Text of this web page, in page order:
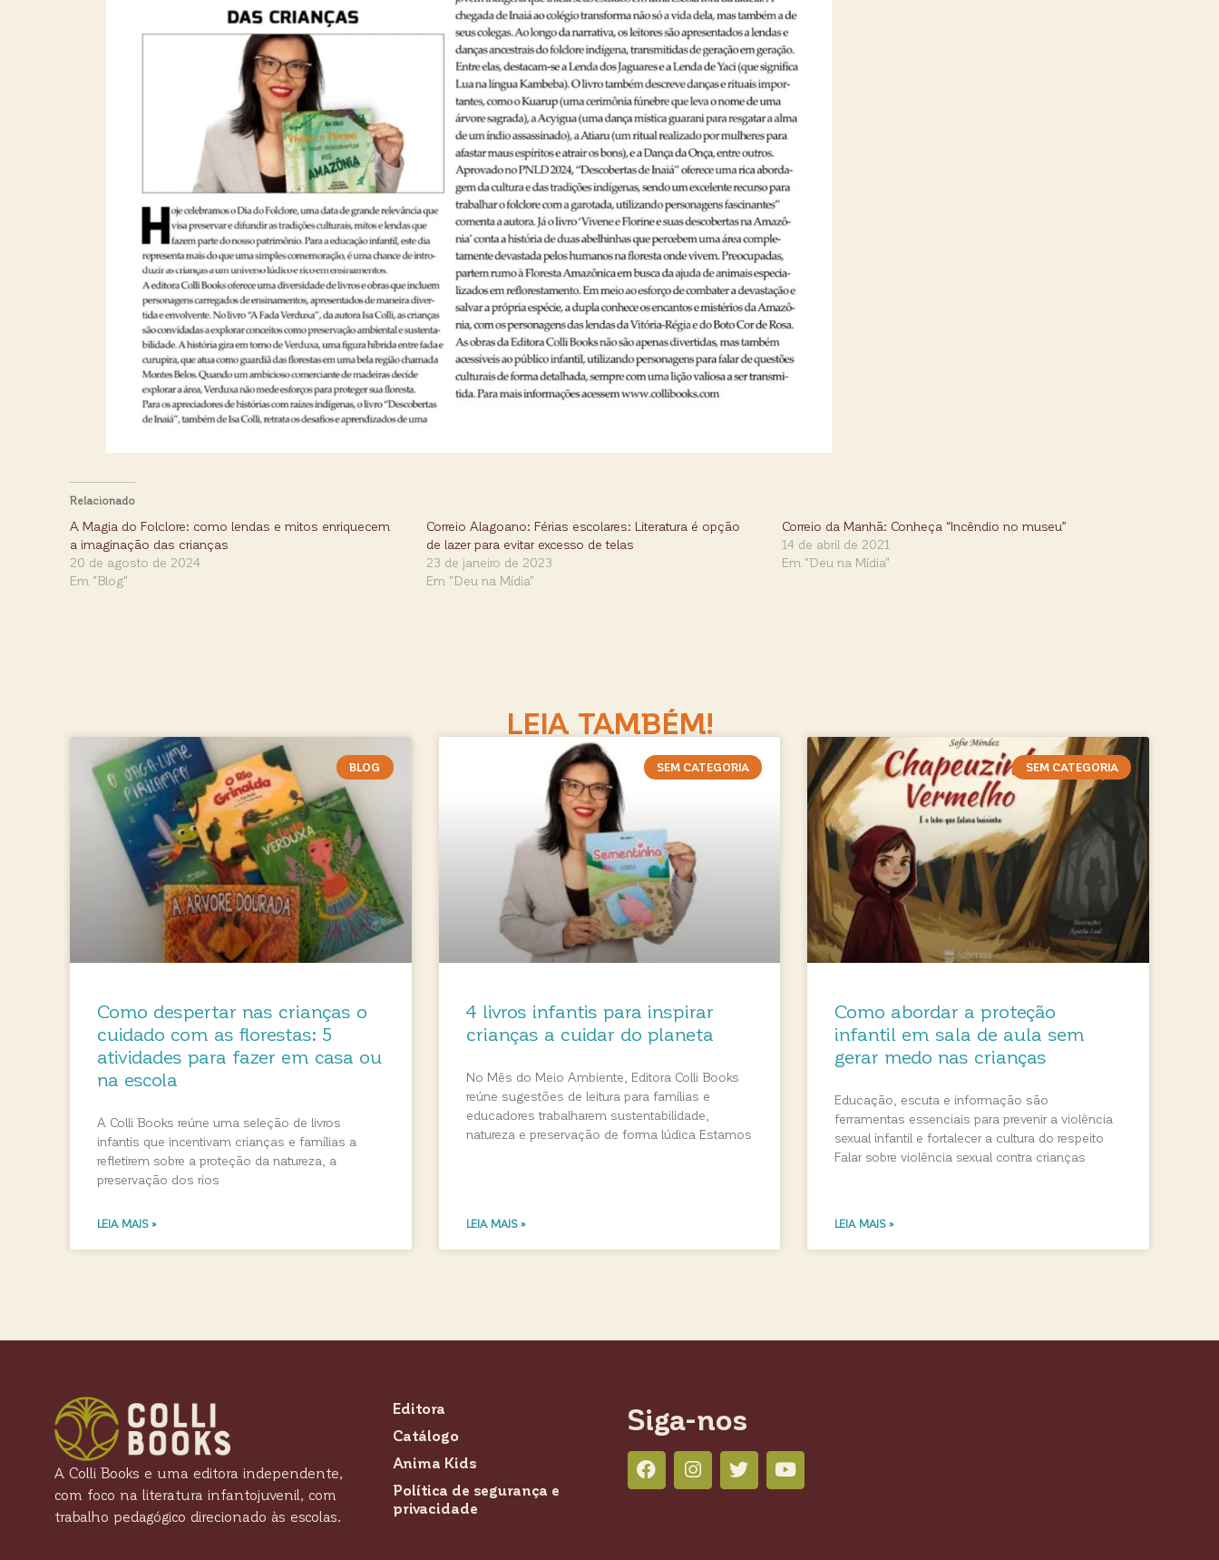
Relacionado
A Magia do Folclore: como lendas e mitos enriquecem
a imaginação das crianças
20 de agosto de 2024
Em "Blog"
Correio Alagoano: Férias escolares: Literatura é opção
de lazer para evitar excesso de telas
23 de janeiro de 2023
Em "Deu na Mídia"
Correio da Manhã: Conheça “Incêndio no museu”
14 de abril de 2021
Em "Deu na Mídia"
LEIA TAMBÉM!
BLOG
Como despertar nas crianças o
cuidado com as florestas: 5
atividades para fazer em casa ou
na escola
A Colli Books reúne uma seleção de livros
infantis que incentivam crianças e famílias a
refletirem sobre a proteção da natureza, a
preservação dos rios
LEIA MAIS »
SEM CATEGORIA
4 livros infantis para inspirar
crianças a cuidar do planeta
No Mês do Meio Ambiente, Editora Colli Books
reúne sugestões de leitura para famílias e
educadores trabalharem sustentabilidade,
natureza e preservação de forma lúdica Estamos
LEIA MAIS »
SEM CATEGORIA
Como abordar a proteção
infantil em sala de aula sem
gerar medo nas crianças
Educação, escuta e informação são
ferramentas essenciais para prevenir a violência
sexual infantil e fortalecer a cultura do respeito
Falar sobre violência sexual contra crianças
LEIA MAIS »
A Colli Books e uma editora independente,
com foco na literatura infantojuvenil, com
trabalho pedagógico direcionado às escolas.
Editora
Catálogo
Anima Kids
Política de segurança e
privacidade
Siga-nos